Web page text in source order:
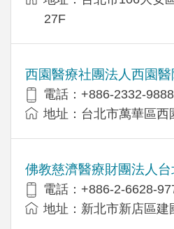
27F
西園醫療社團法人西園醫
電話：+886-2332-9888
地址：台北市萬華區西
佛教慈濟醫療財團法人
電話：+886-2-6628-
地址：新北市新店區建